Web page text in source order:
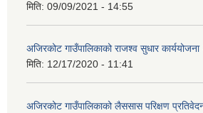
मिति: 09/09/2021 - 14:55
अजिरकोट गाउँपालिकाको राजश्व सुधार
मिति: 12/17/2020 - 11:41
अजिरकोट गाउँपालिकाको लैससास परिक्षण